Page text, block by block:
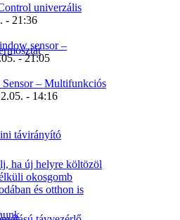
távirányító
okosgomb
univerzális
- 21:36
sensor –
- 21:05
– Multifunkciós
- 14:16
ha új helyre költözöl
és otthon is